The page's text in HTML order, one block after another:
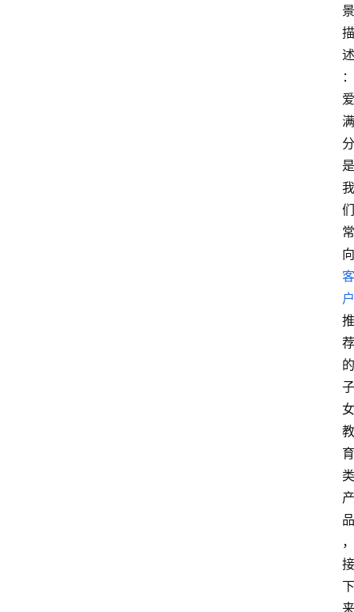
景
描
述
：
爱
满
分
是
我
们
常
向
客
户
推
荐
的
子
女
教
育
类
产
品
，
接
下
来